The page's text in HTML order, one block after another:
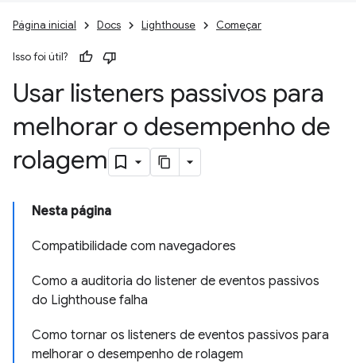
Página inicial Docs Lighthouse Começar
Isso foi útil?
Usar listeners passivos para
melhorar o desempenho de
rolagem
Nesta página
Compatibilidade com navegadores
Como a auditoria do listener de eventos passivos
do Lighthouse falha
Como tornar os listeners de eventos passivos para
melhorar o desempenho de rolagem